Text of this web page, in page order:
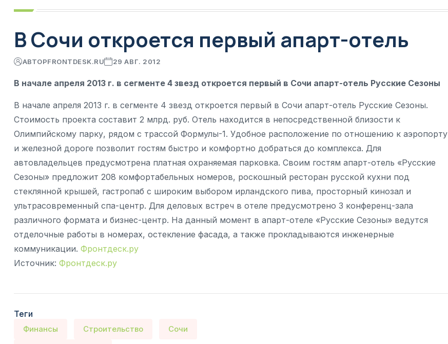
В Сочи откроется первый апарт-отель
АВТОРFRONTDESK.RU 29 АВГ. 2012
В начале апреля 2013 г. в сегменте 4 звезд откроется первый в Сочи апарт-отель Русские Сезоны
В начале апреля 2013 г. в сегменте 4 звезд откроется первый в Сочи апарт-отель Русские Сезоны.
Стоимость проекта составит 2 млрд. руб. Отель находится в непосредственной близости к
Олимпийскому парку, рядом с трассой Формулы-1. Удобное расположение по отношению к аэропорту
и железной дороге позволит гостям быстро и комфортно добраться до комплекса. Для
автовладельцев предусмотрена платная охраняемая парковка. Своим гостям апарт-отель «Русские
Сезоны» предложит 208 комфортабельных номеров, роскошный ресторан русской кухни под
стеклянной крышей, гастропаб с широким выбором ирландского пива, просторный кинозал и
ультрасовременный спа-центр. Для деловых встреч в отеле предусмотрено 3 конференц-зала
различного формата и бизнес-центр. На данный момент в апарт-отеле «Русские Сезоны» ведутся
отделочные работы в номерах, остекление фасада, а также прокладываются инженерные
коммуникации. Фронтдеск.ру
Источник: Фронтдеск.ру
Теги
Финансы Строительство Сочи